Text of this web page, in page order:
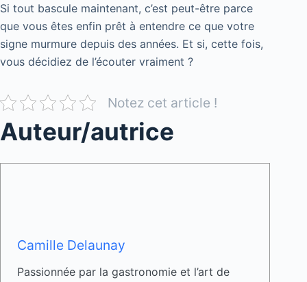
Si tout bascule maintenant, c’est peut-être parce
que vous êtes enfin prêt à entendre ce que votre
signe murmure depuis des années. Et si, cette fois,
vous décidiez de l’écouter vraiment ?
Notez cet article !
Auteur/autrice
Camille Delaunay
Passionnée par la gastronomie et l’art de